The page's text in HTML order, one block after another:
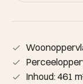
Inhoud: 461